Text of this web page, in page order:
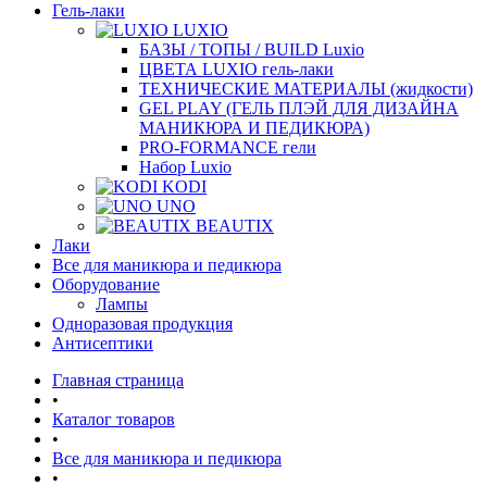
Гель-лаки
LUXIO
БАЗЫ / ТОПЫ / BUILD Luxio
ЦВЕТА LUXIO гель-лаки
ТЕХНИЧЕСКИЕ МАТЕРИАЛЫ (жидкости)
GEL PLAY (ГЕЛЬ ПЛЭЙ ДЛЯ ДИЗАЙНА
МАНИКЮРА И ПЕДИКЮРА)
PRO-FORMANCE гели
Набор Luxio
KODI
UNO
BEAUTIX
Лаки
Все для маникюра и педикюра
Оборудование
Лампы
Одноразовая продукция
Антисептики
Главная страница
•
Каталог товаров
•
Все для маникюра и педикюра
•